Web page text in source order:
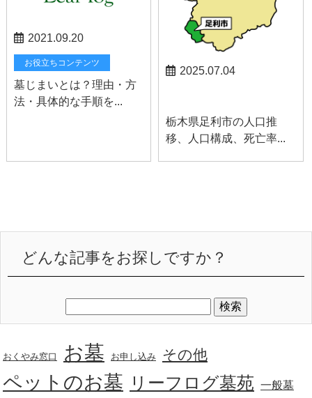
2021.09.20
お役立ちコンテンツ
墓じまいとは？理由・方
法・具体的な手順を...
2025.07.04
栃木県足利市の人口推
移、人口構成、死亡率...
どんな記事をお探しですか？
おくやみ窓口 お墓 お申し込み その他
ペットのお墓 リーフログ墓苑 一般墓